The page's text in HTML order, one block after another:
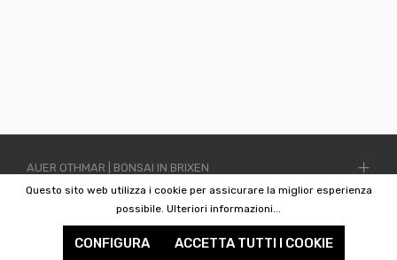
AUER OTHMAR | BONSAI IN BRIXEN
Questo sito web utilizza i cookie per assicurare la miglior esperienza
possibile. Ulteriori informazioni...
CONFIGURA ACCETTA TUTTI I COOKIE